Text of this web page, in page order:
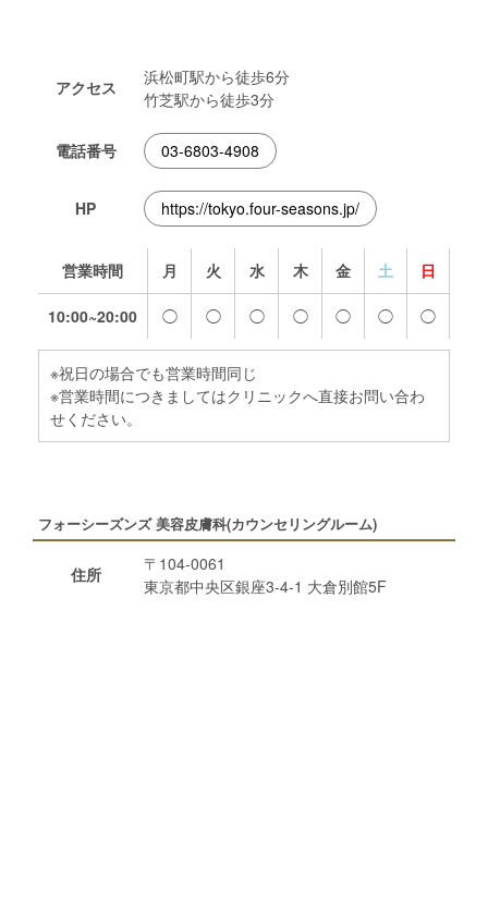
アクセス
浜松町駅から徒歩6分
竹芝駅から徒歩3分
電話番号 03-6803-4908
HP https://tokyo.four-seasons.jp/
営業時間 月 火 水 木 金 土 日
10:00~20:00 ◯ ◯ ◯ ◯ ◯ ◯ ◯
※祝日の場合でも営業時間同じ
※営業時間につきましてはクリニックへ直接お問い合わ
せください。
フォーシーズンズ 美容皮膚科(カウンセリングルーム)
住所
〒104-0061
東京都中央区銀座3-4-1 大倉別館5F